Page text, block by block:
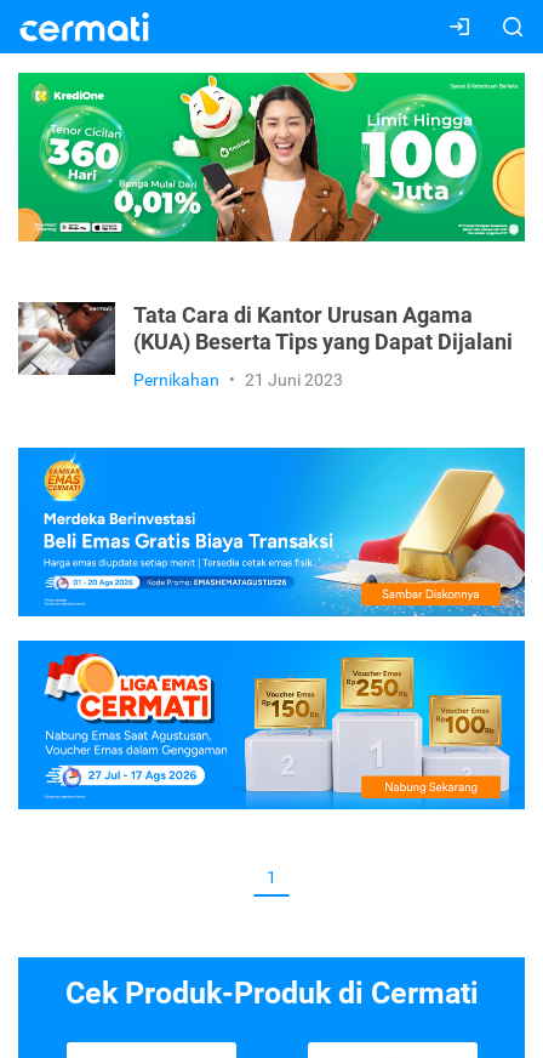
Tata Cara di Kantor Urusan Agama
(KUA) Beserta Tips yang Dapat Dijalani
Pernikahan • 21 Juni 2023
1
Cek Produk-Produk di Cermati